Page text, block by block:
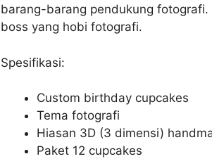
barang-barang pendukung
boss yang hobi fotografi.
Spesifikasi:
Custom birthday cupcakes
Tema fotografi
Hiasan 3D (3 dimensi)
Paket 12 cupcakes